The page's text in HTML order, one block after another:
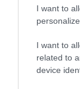
I want to
I want to
related to
device
tisztaság
Korábbi